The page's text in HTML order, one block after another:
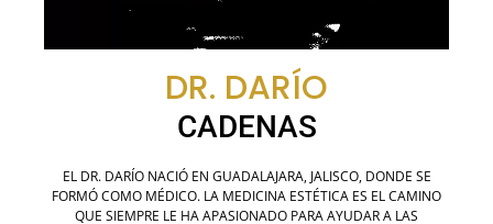
DR. DARÍO
CADENAS
EL DR. DARÍO NACIÓ EN GUADALAJARA, JALISCO, DONDE SE
FORMÓ COMO MÉDICO. LA MEDICINA ESTÉTICA ES EL CAMINO
QUE SIEMPRE LE HA APASIONADO PARA AYUDAR A LAS